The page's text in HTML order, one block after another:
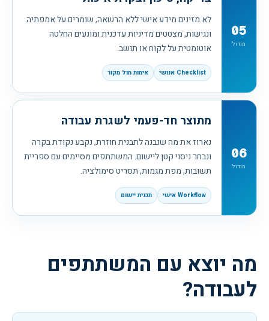
05
מודול
לא מזינים מידע אישי ללא הרשאה, שומרים על אמפתיה
ונגישות, מצטטים מדיניות עדכנית ומונעים החלטה
אוטומטית על לקוח או תושב.
Checklist אנושי אימות מול מקור
06
מודול
מתוצר חד-פעמי לשגרת עבודה
נארוז את מה שנבנה לתבנית חוזרת, נקבע נקודת בקרה
ונבחר ניסוי קטן ליישום. המשתתפים מסיימים עם ספריית
תשובות, מפת מגמות, תסריט סימולציה.
Workflow אישי תכנית יישום
מה יוצא עם המשתתפים
לעבודה?